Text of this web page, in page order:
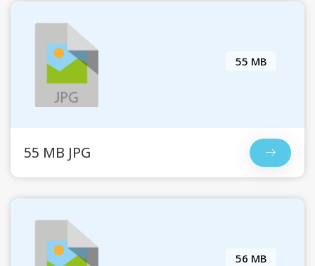
55 MB
55 MB JPG
56 MB